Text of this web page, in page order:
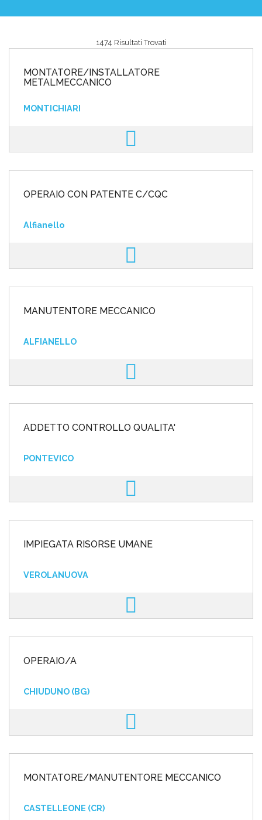
INVIA CV
1474 Risultati Trovati
MONTATORE/INSTALLATORE
METALMECCANICO
MONTICHIARI
OPERAIO CON PATENTE C/CQC
Alfianello
MANUTENTORE MECCANICO
ALFIANELLO
ADDETTO CONTROLLO QUALITA'
PONTEVICO
IMPIEGATA RISORSE UMANE
VEROLANUOVA
OPERAIO/A
CHIUDUNO (BG)
MONTATORE/MANUTENTORE MECCANICO
CASTELLEONE (CR)